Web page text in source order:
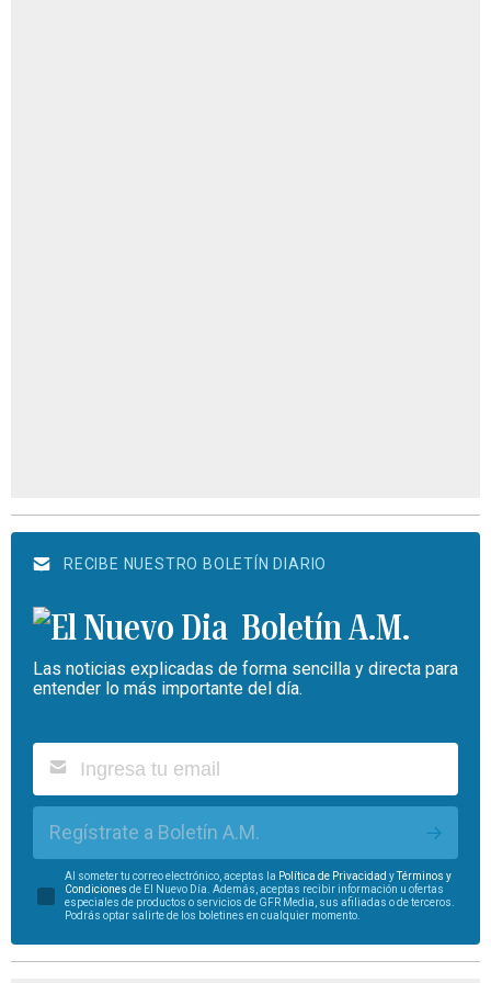
RECIBE NUESTRO BOLETÍN DIARIO
Boletín A.M.
Las noticias explicadas de forma sencilla y directa para
entender lo más importante del día.
Regístrate a Boletín A.M.
Al someter tu correo electrónico, aceptas la Política de Privacidad yTérminos y
Condiciones de El Nuevo Día. Además, aceptas recibir información u ofertas
especiales de productos o servicios de GFR Media, sus afiliadas o de terceros.
Podrás optar salirte de los boletines en cualquier momento.